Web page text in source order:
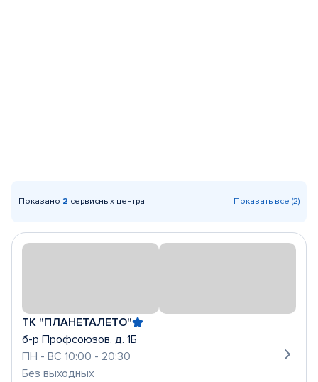
Показано 2 сервисных центра Показать все (2)
ТК "ПЛАНЕТАЛЕТО"
б-р Профсоюзов, д. 1Б
ПН - ВС 10:00 - 20:30
Без выходных